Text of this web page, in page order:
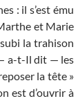
: il s’est ému
et Marie
la trahison
— a-t-Il dit — les
la tête »
est d’ouvrir à